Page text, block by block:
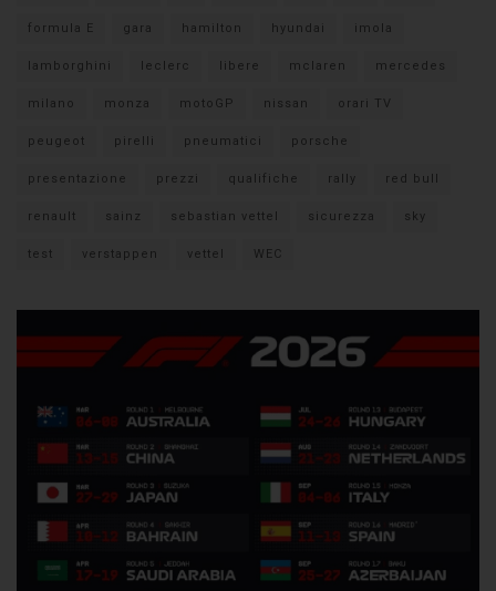
formula E gara hamilton hyundai imola
lamborghini leclerc libere mclaren mercedes
milano monza motoGP nissan orari TV
peugeot pirelli pneumatici porsche
presentazione prezzi qualifiche rally red bull
renault sainz sebastian vettel sicurezza sky
test verstappen vettel WEC